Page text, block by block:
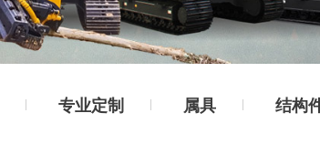
专业定制 属具 结构